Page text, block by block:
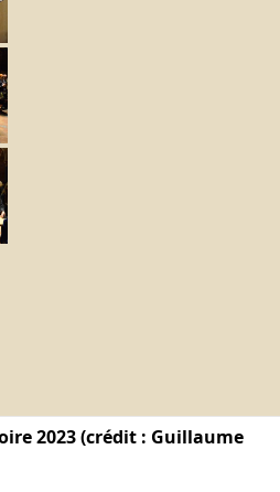
2023 (crédit : Guillaume